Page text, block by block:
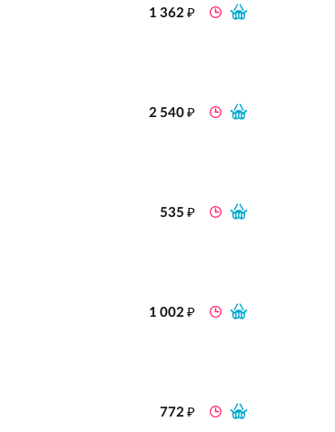
1 362₽
2 540₽
535₽
1 002₽
772₽